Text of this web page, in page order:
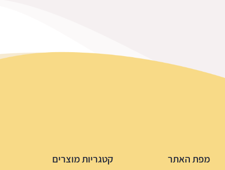
מפת האתר קטגריות מוצרים